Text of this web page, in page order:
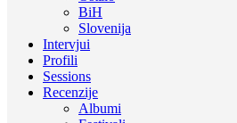
BiH
Slovenija
Intervjui
Profili
Sessions
Recenzije
Albumi